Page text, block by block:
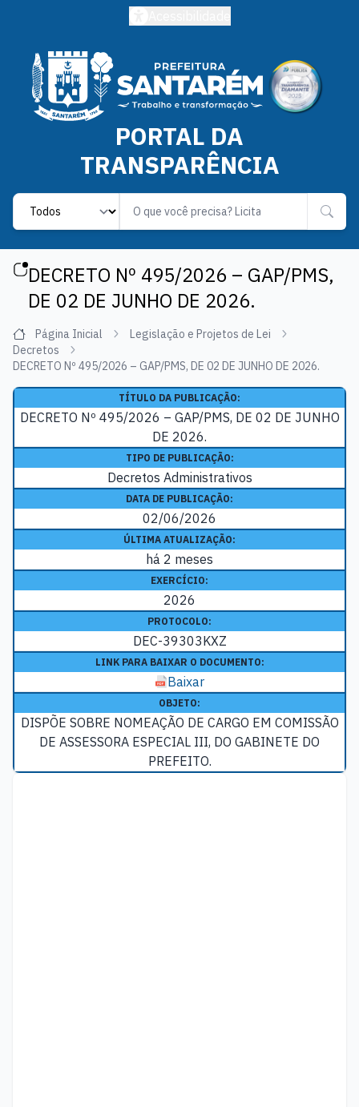
PORTAL DA
TRANSPARÊNCIA
Label
DECRETO Nº 495/2026 – GAP/PMS,
DE 02 DE JUNHO DE 2026.
Página Inicial
Legislação e Projetos de Lei
Decretos
DECRETO Nº 495/2026 – GAP/PMS, DE 02 DE JUNHO DE 2026.
TÍTULO DA PUBLICAÇÃO:
DECRETO Nº 495/2026 – GAP/PMS, DE 02 DE JUNHO
DE 2026.
TIPO DE PUBLICAÇÃO:
Decretos Administrativos
DATA DE PUBLICAÇÃO:
02/06/2026
ÚLTIMA ATUALIZAÇÃO:
há 2 meses
EXERCÍCIO:
2026
PROTOCOLO:
DEC-39303KXZ
LINK PARA BAIXAR O DOCUMENTO:
Baixar
OBJETO:
DISPÕE SOBRE NOMEAÇÃO DE CARGO EM COMISSÃO
DE ASSESSORA ESPECIAL III, DO GABINETE DO
PREFEITO.